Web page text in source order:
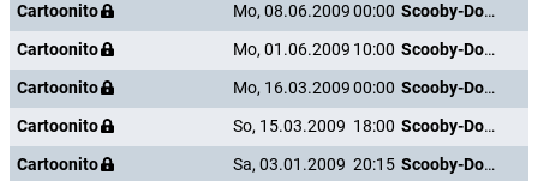
Cartoonito
Mo, 08.06.200900:00
Scooby-Doo und die Gespensterinsel
Cartoonito
Mo, 01.06.2009 10:00
Scooby-Doo und die Gespensterinsel
Cartoonito
Mo, 16.03.200900:00
Scooby-Doo und die Gespensterinsel
Cartoonito
So, 15.03.2009 18:00
Scooby-Doo und die Gespensterinsel
Cartoonito
Sa, 03.01.2009 20:15
Scooby-Doo und die Gespensterinsel